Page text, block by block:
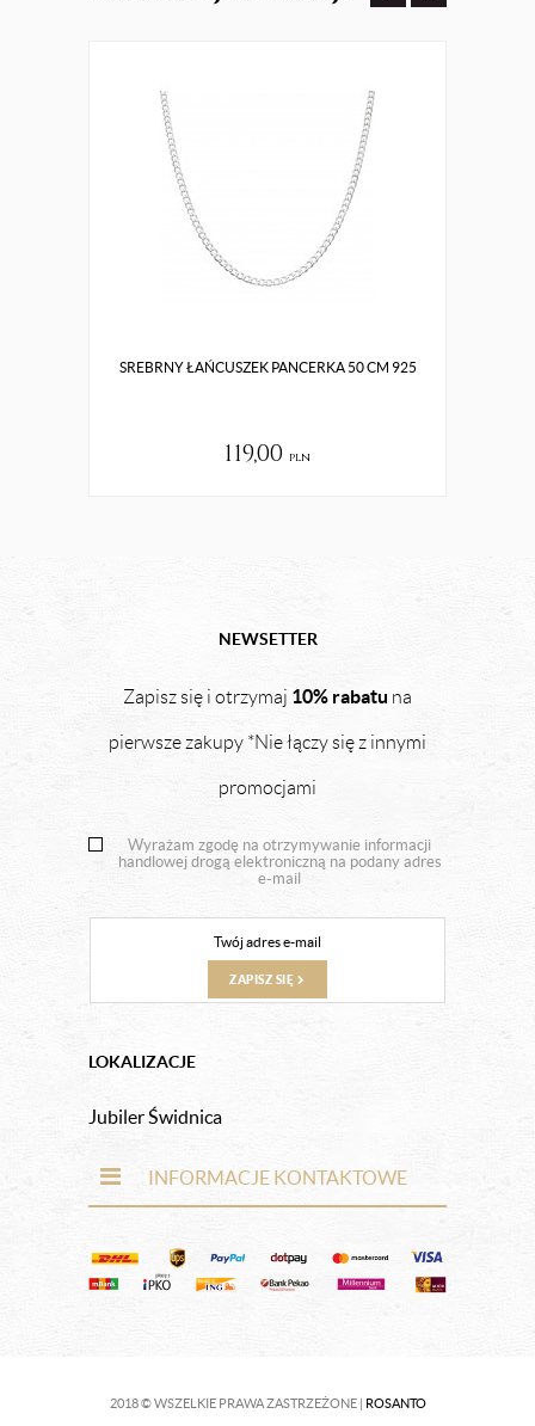
SREBRNY ŁAŃCUSZEK PANCERKA 50 CM 925
119,00 pln
NEWSETTER
Zapisz się i otrzymaj 10% rabatu na
pierwsze zakupy *Nie łączy się z innymi
promocjami
Wyrażam zgodę na otrzymywanie informacji
handlowej drogą elektroniczną na podany adres
e-mail
ZAPISZ SIĘ
LOKALIZACJE
Jubiler Świdnica
INFORMACJE KONTAKTOWE
2018 © WSZELKIE PRAWA ZASTRZEŻONE | ROSANTO